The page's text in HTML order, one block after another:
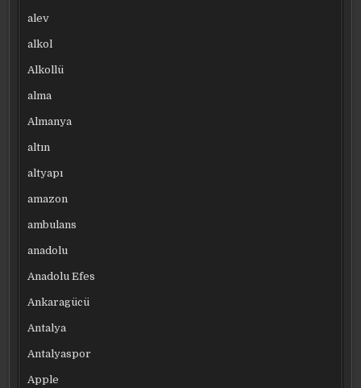
alev
alkol
Alkollü
alma
Almanya
altın
altyapı
amazon
ambulans
anadolu
Anadolu Efes
Ankaragücü
Antalya
Antalyaspor
Apple